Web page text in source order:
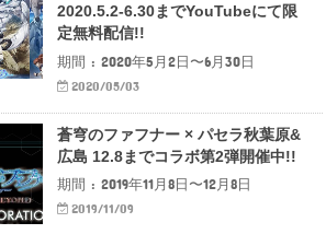
2020.5.2-6.30までYouTubeにて限
定無料配信!!
期間 : 2020年5月2日〜6月30日
2020/05/03
蒼穹のファフナー × パセラ秋葉原&
広島 12.8までコラボ第2弾開催中!!
期間 : 2019年11月8日〜12月8日
2019/11/09